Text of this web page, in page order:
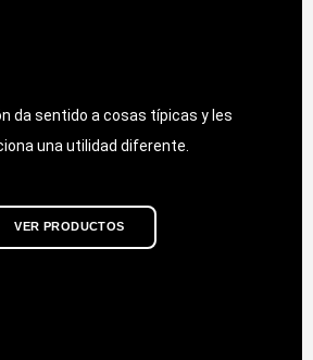
da sentido a cosas típicas y les
una utilidad diferente.
VER PRODUCTOS